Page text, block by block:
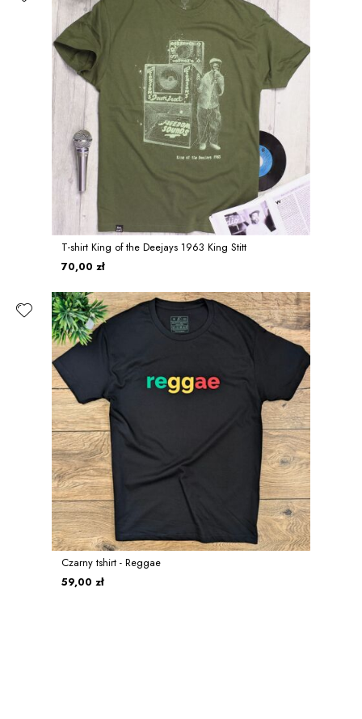
T-shirt King of the Deejays 1963 King Stitt
70,00 zł
Czarny tshirt - Reggae
59,00 zł